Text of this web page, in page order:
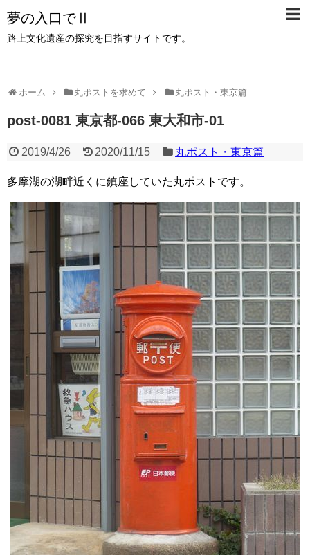
夢の入口でⅡ
路上文化遺産の探究を目指すサイトです。
ホーム 丸ポストを求めて 丸ポスト・東京篇
post-0081 東京都-066 東大和市-01
2019/4/26 2020/11/15 丸ポスト・東京篇
多摩湖の湖畔近くに鎮座していた丸ポストです。